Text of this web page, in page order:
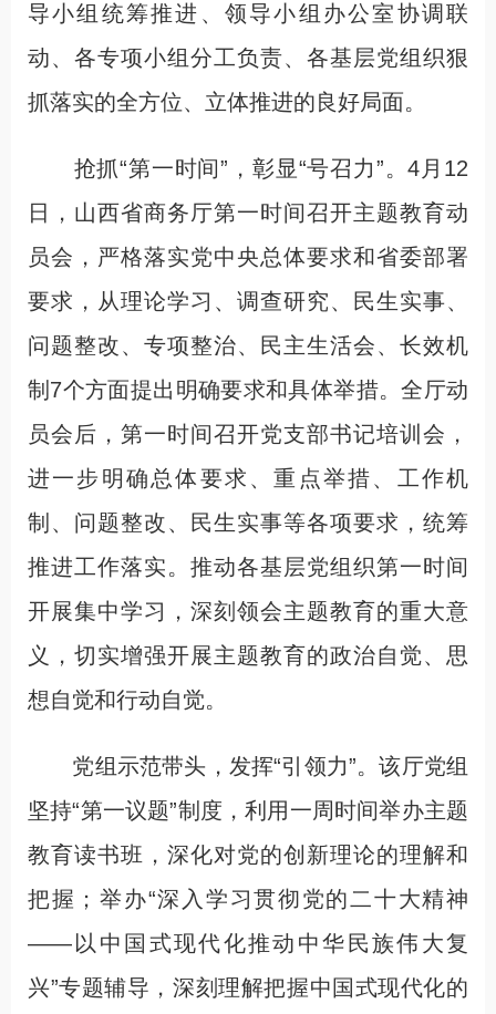
导小组统筹推进、领导小组办公室协调联
动、各专项小组分工负责、各基层党组织狠
抓落实的全方位、立体推进的良好局面。
抢抓“第一时间”，彰显“号召力”。4月12
日，山西省商务厅第一时间召开主题教育动
员会，严格落实党中央总体要求和省委部署
要求，从理论学习、调查研究、民生实事、
问题整改、专项整治、民主生活会、长效机
制7个方面提出明确要求和具体举措。全厅动
员会后，第一时间召开党支部书记培训会，
进一步明确总体要求、重点举措、工作机
制、问题整改、民生实事等各项要求，统筹
推进工作落实。推动各基层党组织第一时间
开展集中学习，深刻领会主题教育的重大意
义，切实增强开展主题教育的政治自觉、思
想自觉和行动自觉。
党组示范带头，发挥“引领力”。该厅党组
坚持“第一议题”制度，利用一周时间举办主题
教育读书班，深化对党的创新理论的理解和
把握；举办“深入学习贯彻党的二十大精神
——以中国式现代化推动中华民族伟大复
兴”专题辅导，深刻理解把握中国式现代化的